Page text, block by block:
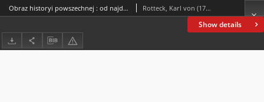
Show details
Obraz historyi powszechnej : od najdawniejszych do najnowszych czasów. T. 3 Rotteck, Karl von (1775-1840)